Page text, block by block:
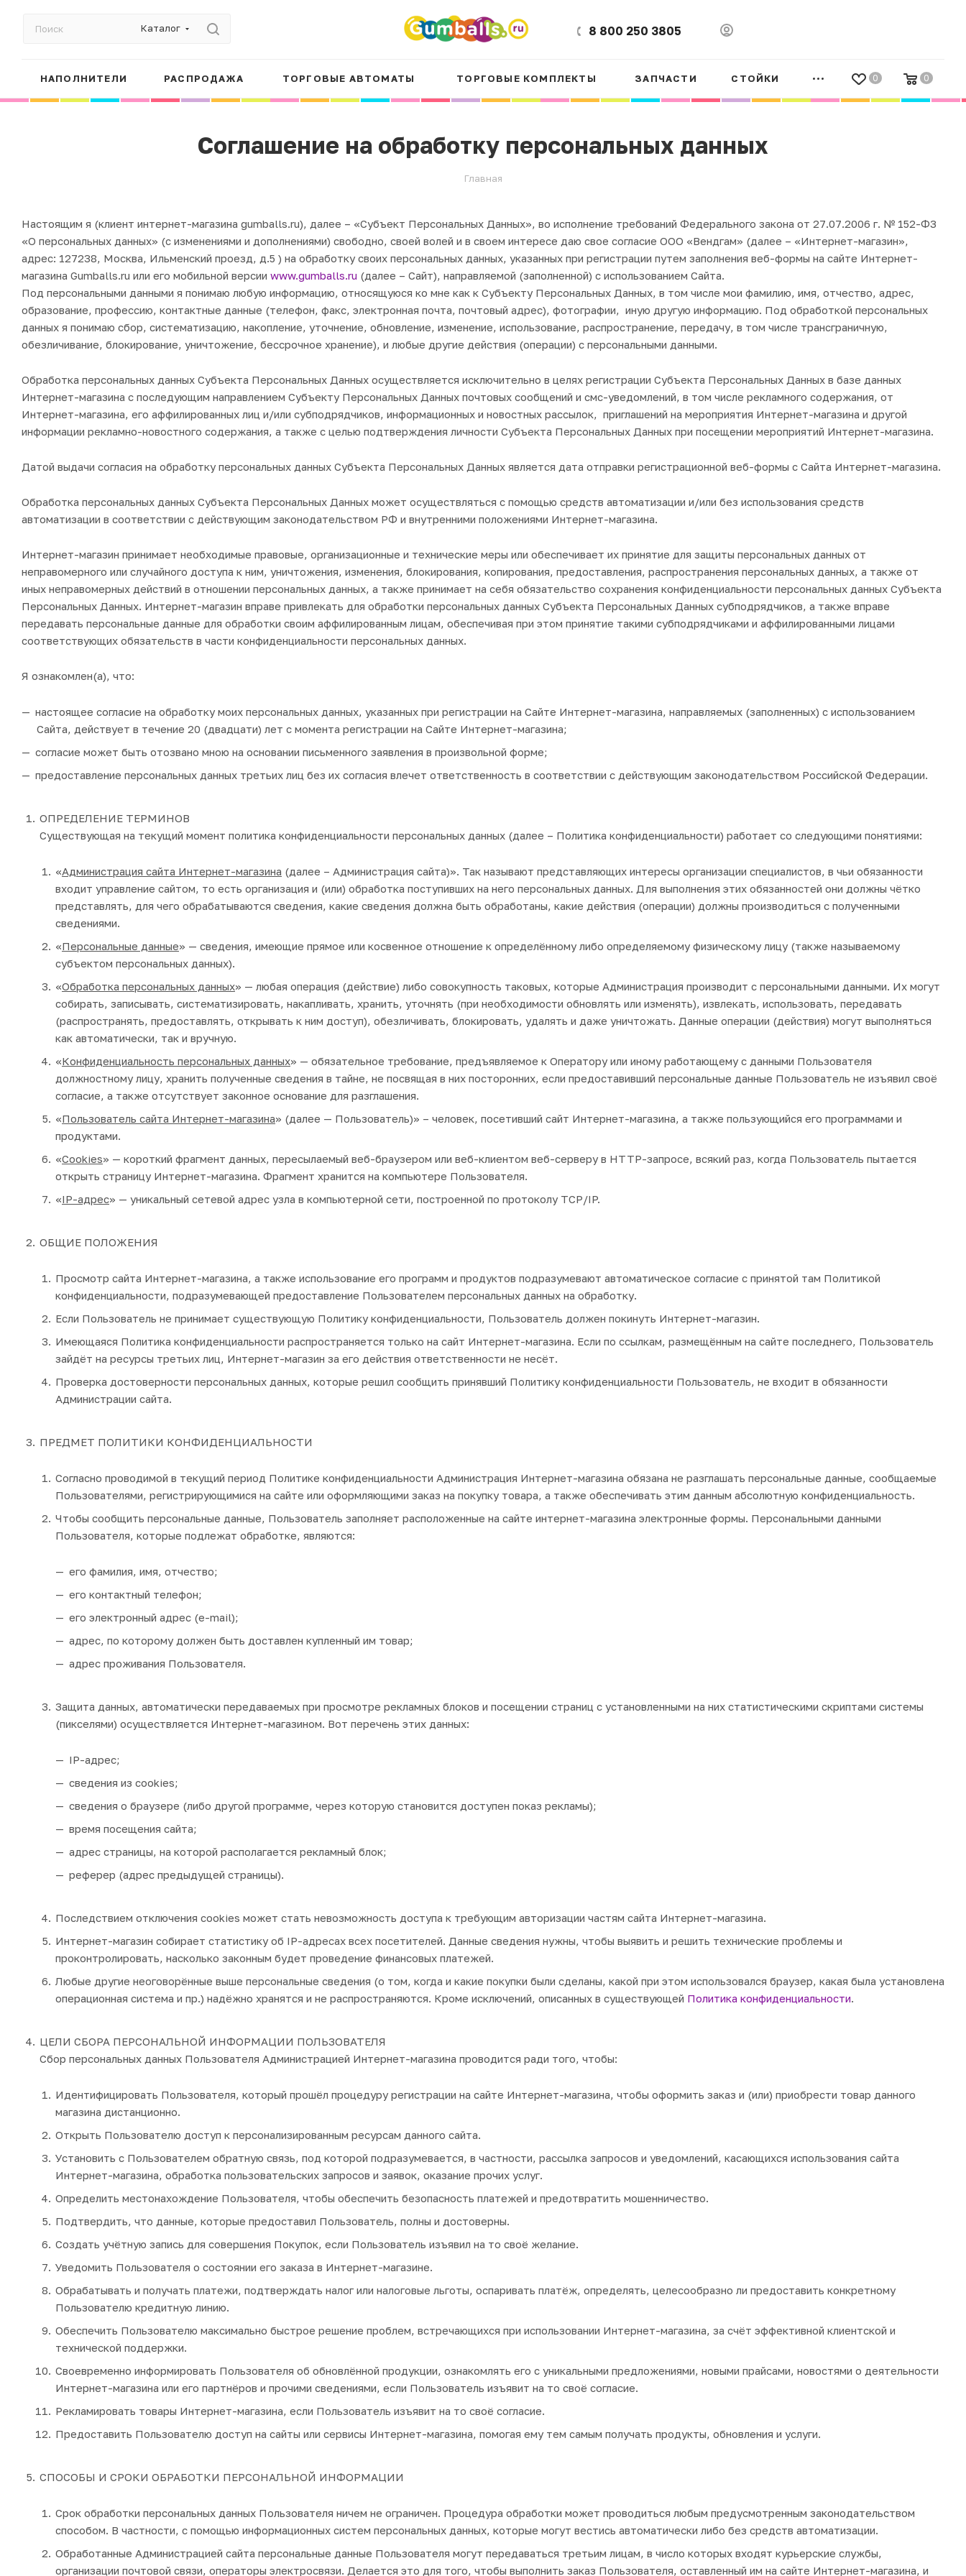
Каталог 8 800 250 3805
0 0
НАПОЛНИТЕЛИ РАСПРОДАЖА ТОРГОВЫЕ АВТОМАТЫ ТОРГОВЫЕ КОМПЛЕКТЫ ЗАПЧАСТИ СТОЙКИ
Соглашение на обработку персональных данных
Главная
Настоящим я (клиент интернет-магазина gumballs.ru), далее – «Субъект Персональных Данных», во исполнение требований Федерального закона от 27.07.2006 г. № 152-ФЗ
«О персональных данных» (с изменениями и дополнениями) свободно, своей волей и в своем интересе даю свое согласие ООО «Вендгам» (далее – «Интернет-магазин»,
адрес: 127238, Москва, Ильменский проезд, д.5 ) на обработку своих персональных данных, указанных при регистрации путем заполнения веб-формы на сайте Интернет-
магазина Gumballs.ru или его мобильной версии www.gumballs.ru (далее – Сайт), направляемой (заполненной) с использованием Сайта.
Под персональными данными я понимаю любую информацию, относящуюся ко мне как к Субъекту Персональных Данных, в том числе мои фамилию, имя, отчество, адрес,
образование, профессию, контактные данные (телефон, факс, электронная почта, почтовый адрес), фотографии, иную другую информацию. Под обработкой персональных
данных я понимаю сбор, систематизацию, накопление, уточнение, обновление, изменение, использование, распространение, передачу, в том числе трансграничную,
обезличивание, блокирование, уничтожение, бессрочное хранение), и любые другие действия (операции) с персональными данными.
Обработка персональных данных Субъекта Персональных Данных осуществляется исключительно в целях регистрации Субъекта Персональных Данных в базе данных
Интернет-магазина с последующим направлением Субъекту Персональных Данных почтовых сообщений и смс-уведомлений, в том числе рекламного содержания, от
Интернет-магазина, его аффилированных лиц и/или субподрядчиков, информационных и новостных рассылок, приглашений на мероприятия Интернет-магазина и другой
информации рекламно-новостного содержания, а также с целью подтверждения личности Субъекта Персональных Данных при посещении мероприятий Интернет-магазина.
Датой выдачи согласия на обработку персональных данных Субъекта Персональных Данных является дата отправки регистрационной веб-формы с Сайта Интернет-магазина.
Обработка персональных данных Субъекта Персональных Данных может осуществляться с помощью средств автоматизации и/или без использования средств
автоматизации в соответствии с действующим законодательством РФ и внутренними положениями Интернет-магазина.
Интернет-магазин принимает необходимые правовые, организационные и технические меры или обеспечивает их принятие для защиты персональных данных от
неправомерного или случайного доступа к ним, уничтожения, изменения, блокирования, копирования, предоставления, распространения персональных данных, а также от
иных неправомерных действий в отношении персональных данных, а также принимает на себя обязательство сохранения конфиденциальности персональных данных Субъекта
Персональных Данных. Интернет-магазин вправе привлекать для обработки персональных данных Субъекта Персональных Данных субподрядчиков, а также вправе
передавать персональные данные для обработки своим аффилированным лицам, обеспечивая при этом принятие такими субподрядчиками и аффилированными лицами
соответствующих обязательств в части конфиденциальности персональных данных.
Я ознакомлен(а), что:
настоящее согласие на обработку моих персональных данных, указанных при регистрации на Сайте Интернет-магазина, направляемых (заполненных) с использованием
Cайта, действует в течение 20 (двадцати) лет с момента регистрации на Cайте Интернет-магазина;
согласие может быть отозвано мною на основании письменного заявления в произвольной форме;
предоставление персональных данных третьих лиц без их согласия влечет ответственность в соответствии с действующим законодательством Российской Федерации.
ОПРЕДЕЛЕНИЕ ТЕРМИНОВ
Существующая на текущий момент политика конфиденциальности персональных данных (далее – Политика конфиденциальности) работает со следующими понятиями:
«Администрация сайта Интернет-магазина (далее – Администрация сайта)». Так называют представляющих интересы организации специалистов, в чьи обязанности
входит управление сайтом, то есть организация и (или) обработка поступивших на него персональных данных. Для выполнения этих обязанностей они должны чётко
представлять, для чего обрабатываются сведения, какие сведения должна быть обработаны, какие действия (операции) должны производиться с полученными
сведениями.
«Персональные данные» — сведения, имеющие прямое или косвенное отношение к определённому либо определяемому физическому лицу (также называемому
субъектом персональных данных).
«Обработка персональных данных» — любая операция (действие) либо совокупность таковых, которые Администрация производит с персональными данными. Их могут
собирать, записывать, систематизировать, накапливать, хранить, уточнять (при необходимости обновлять или изменять), извлекать, использовать, передавать
(распространять, предоставлять, открывать к ним доступ), обезличивать, блокировать, удалять и даже уничтожать. Данные операции (действия) могут выполняться
как автоматически, так и вручную.
«Конфиденциальность персональных данных» — обязательное требование, предъявляемое к Оператору или иному работающему с данными Пользователя
должностному лицу, хранить полученные сведения в тайне, не посвящая в них посторонних, если предоставивший персональные данные Пользователь не изъявил своё
согласие, а также отсутствует законное основание для разглашения.
«Пользователь сайта Интернет-магазина» (далее — Пользователь)» – человек, посетивший сайт Интернет-магазина, а также пользующийся его программами и
продуктами.
«Cookies» — короткий фрагмент данных, пересылаемый веб-браузером или веб-клиентом веб-серверу в HTTP-запросе, всякий раз, когда Пользователь пытается
открыть страницу Интернет-магазина. Фрагмент хранится на компьютере Пользователя.
«IP-адрес» — уникальный сетевой адрес узла в компьютерной сети, построенной по протоколу TCP/IP.
ОБЩИЕ ПОЛОЖЕНИЯ
Просмотр сайта Интернет-магазина, а также использование его программ и продуктов подразумевают автоматическое согласие с принятой там Политикой
конфиденциальности, подразумевающей предоставление Пользователем персональных данных на обработку.
Если Пользователь не принимает существующую Политику конфиденциальности, Пользователь должен покинуть Интернет-магазин.
Имеющаяся Политика конфиденциальности распространяется только на сайт Интернет-магазина. Если по ссылкам, размещённым на сайте последнего, Пользователь
зайдёт на ресурсы третьих лиц, Интернет-магазин за его действия ответственности не несёт.
Проверка достоверности персональных данных, которые решил сообщить принявший Политику конфиденциальности Пользователь, не входит в обязанности
Администрации сайта.
ПРЕДМЕТ ПОЛИТИКИ КОНФИДЕНЦИАЛЬНОСТИ
Согласно проводимой в текущий период Политике конфиденциальности Администрация Интернет-магазина обязана не разглашать персональные данные, сообщаемые
Пользователями, регистрирующимися на сайте или оформляющими заказ на покупку товара, а также обеспечивать этим данным абсолютную конфиденциальность.
Чтобы сообщить персональные данные, Пользователь заполняет расположенные на сайте интернет-магазина электронные формы. Персональными данными
Пользователя, которые подлежат обработке, являются:
его фамилия, имя, отчество;
его контактный телефон;
его электронный адрес (e-mail);
адрес, по которому должен быть доставлен купленный им товар;
адрес проживания Пользователя.
Защита данных, автоматически передаваемых при просмотре рекламных блоков и посещении страниц с установленными на них статистическими скриптами системы
(пикселями) осуществляется Интернет-магазином. Вот перечень этих данных:
IP-адрес;
сведения из cookies;
сведения о браузере (либо другой программе, через которую становится доступен показ рекламы);
время посещения сайта;
адрес страницы, на которой располагается рекламный блок;
реферер (адрес предыдущей страницы).
Последствием отключения cookies может стать невозможность доступа к требующим авторизации частям сайта Интернет-магазина.
Интернет-магазин собирает статистику об IP-адресах всех посетителей. Данные сведения нужны, чтобы выявить и решить технические проблемы и
проконтролировать, насколько законным будет проведение финансовых платежей.
Любые другие неоговорённые выше персональные сведения (о том, когда и какие покупки были сделаны, какой при этом использовался браузер, какая была установлена
операционная система и пр.) надёжно хранятся и не распространяются. Кроме исключений, описанных в существующей Политика конфиденциальности.
ЦЕЛИ СБОРА ПЕРСОНАЛЬНОЙ ИНФОРМАЦИИ ПОЛЬЗОВАТЕЛЯ
Сбор персональных данных Пользователя Администрацией Интернет-магазина проводится ради того, чтобы:
Идентифицировать Пользователя, который прошёл процедуру регистрации на сайте Интернет-магазина, чтобы оформить заказ и (или) приобрести товар данного
магазина дистанционно.
Открыть Пользователю доступ к персонализированным ресурсам данного сайта.
Установить с Пользователем обратную связь, под которой подразумевается, в частности, рассылка запросов и уведомлений, касающихся использования сайта
Интернет-магазина, обработка пользовательских запросов и заявок, оказание прочих услуг.
Определить местонахождение Пользователя, чтобы обеспечить безопасность платежей и предотвратить мошенничество.
Подтвердить, что данные, которые предоставил Пользователь, полны и достоверны.
Создать учётную запись для совершения Покупок, если Пользователь изъявил на то своё желание.
Уведомить Пользователя о состоянии его заказа в Интернет-магазине.
Обрабатывать и получать платежи, подтверждать налог или налоговые льготы, оспаривать платёж, определять, целесообразно ли предоставить конкретному
Пользователю кредитную линию.
Обеспечить Пользователю максимально быстрое решение проблем, встречающихся при использовании Интернет-магазина, за счёт эффективной клиентской и
технической поддержки.
Своевременно информировать Пользователя об обновлённой продукции, ознакомлять его с уникальными предложениями, новыми прайсами, новостями о деятельности
Интернет-магазина или его партнёров и прочими сведениями, если Пользователь изъявит на то своё согласие.
Рекламировать товары Интернет-магазина, если Пользователь изъявит на то своё согласие.
Предоставить Пользователю доступ на сайты или сервисы Интернет-магазина, помогая ему тем самым получать продукты, обновления и услуги.
СПОСОБЫ И СРОКИ ОБРАБОТКИ ПЕРСОНАЛЬНОЙ ИНФОРМАЦИИ
Срок обработки персональных данных Пользователя ничем не ограничен. Процедура обработки может проводиться любым предусмотренным законодательством
способом. В частности, с помощью информационных систем персональных данных, которые могут вестись автоматически либо без средств автоматизации.
Обработанные Администрацией сайта персональные данные Пользователя могут передаваться третьим лицам, в число которых входят курьерские службы,
организации почтовой связи, операторы электросвязи. Делается это для того, чтобы выполнить заказ Пользователя, оставленный им на сайте Интернет-магазина, и